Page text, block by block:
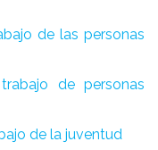
de las personas
de personas
de la juventud